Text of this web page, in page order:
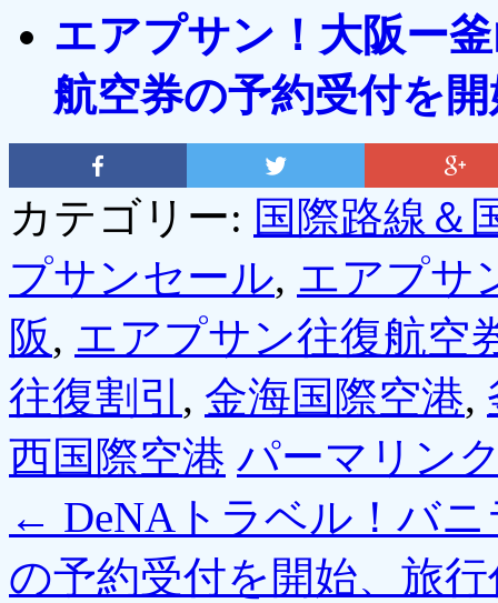
エアプサン！大阪ー
航空券の予約受付を
カテゴリー: 国際路線＆
プサンセール, エアプサ
阪, エアプサン往復航空
往復割引 , 金海国際空港,
西国際空港 パーマリン
← DeNAトラベル！バ
の予約受付を開始、旅